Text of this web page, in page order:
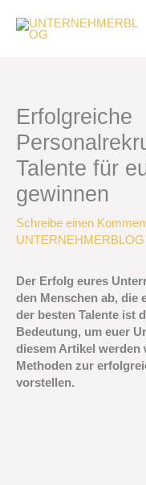
Inhalt
springen
Erfolgreiche
Talente für
gewinnen
Schreibe einen
UNTERNEHMERBLOG
Der Erfolg eures
den Menschen ab, die
der besten Talente ist
Bedeutung, um euer
diesem Artikel werden
Methoden zur
vorstellen.